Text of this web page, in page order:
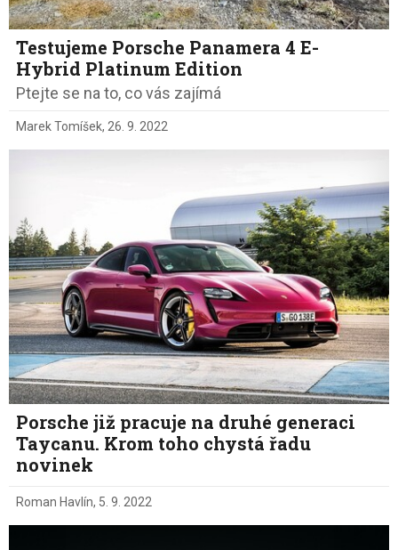
Testujeme Porsche Panamera 4 E-
Hybrid Platinum Edition
Ptejte se na to, co vás zajímá
Marek Tomíšek, 26. 9. 2022
Porsche již pracuje na druhé generaci
Taycanu. Krom toho chystá řadu
novinek
Roman Havlín, 5. 9. 2022